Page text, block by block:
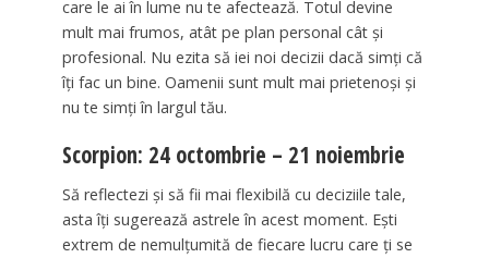
care le ai în lume nu te afectează. Totul devine
mult mai frumos, atât pe plan personal cât și
profesional. Nu ezita să iei noi decizii dacă simți că
îți fac un bine. Oamenii sunt mult mai prietenoși și
nu te simți în largul tău.
Scorpion: 24 octombrie – 21 noiembrie
Să reflectezi și să fii mai flexibilă cu deciziile tale,
asta îți sugerează astrele în acest moment. Ești
extrem de nemulțumită de fiecare lucru care ți se